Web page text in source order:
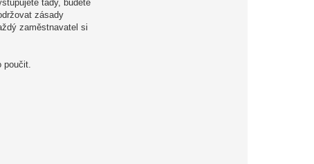
tady, budete
zásady
zaměstnavatel si
poučit.